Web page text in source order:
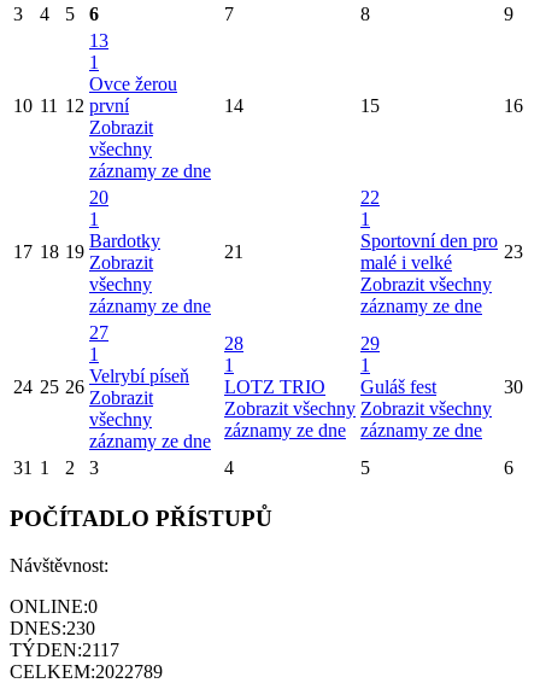
3 4 5 6 7 8 9
10 11 12
13
1
Ovce žerou
první
Zobrazit
všechny
záznamy ze dne
14 15 16
17 18 19
20
1
Bardotky
Zobrazit
všechny
záznamy ze dne
21
22
1
Sportovní den pro
malé i velké
Zobrazit všechny
záznamy ze dne
23
24 25 26
27
1
Velrybí píseň
Zobrazit
všechny
záznamy ze dne
28
1
LOTZ TRIO
Zobrazit všechny
záznamy ze dne
29
1
Guláš fest
Zobrazit všechny
záznamy ze dne
30
31 1 2 3 4 5 6
POČÍTADLO PŘÍSTUPŮ
Návštěvnost:
ONLINE:0
DNES:230
TÝDEN:2117
CELKEM:2022789